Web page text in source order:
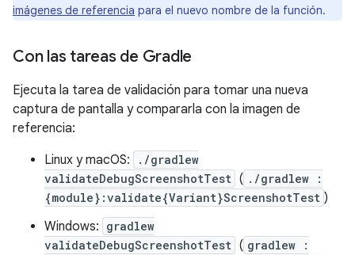
imágenes de referencia para el nuevo nombre de la función.
Con las tareas de Gradle
Ejecuta la tarea de validación para tomar una nueva
captura de pantalla y compararla con la imagen de
referencia:
Linux y macOS:
./gradlew
validateDebugScreenshotTest ( ./gradlew :
{module}:validate{Variant}ScreenshotTest )
Windows: gradlew
validateDebugScreenshotTest ( gradlew :